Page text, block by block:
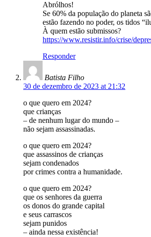
Abrólhos!
Se 60% da população do planeta
estão fazendo no poder, os tidos
À quem estão submissos?
https://www.resistir.info/crise/
Responder
Batista Filho
30 de dezembro de 2023 at 21:32
o que quero em 2024?
que crianças
– de nenhum lugar do mundo –
não sejam assassinadas.
o que quero em 2024?
que assassinos de crianças
sejam condenados
por crimes contra a humanidade.
o que quero em 2024?
que os senhores da guerra
os donos do grande capital
e seus carrascos
sejam punidos
– ainda nessa existência!